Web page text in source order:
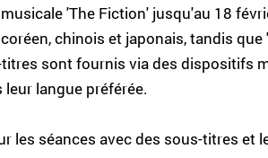
'The Fiction' jusqu'au 18
chinois et japonais, tandis
sont fournis via des dispositifs
langue préférée.
les séances avec des sous-titres